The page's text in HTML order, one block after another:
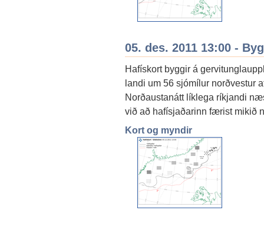
05. des. 2011 13:00 -
Hafískort byggir á
landi um 56 sjómílur norðvestur
Norðaustanátt líklega ríkjandi
við að hafísjaðarinn færist mikið
Kort og myndir